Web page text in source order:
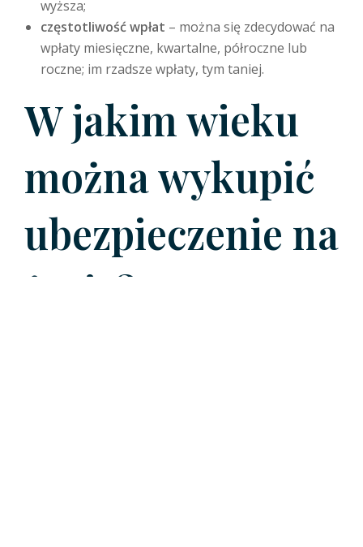
wyższa;
częstotliwość wpłat – można się zdecydować na
wpłaty miesięczne, kwartalne, półroczne lub
roczne; im rzadsze wpłaty, tym taniej.
W jakim wieku
można wykupić
ubezpieczenie na
życie?